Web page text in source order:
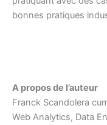
bonnes pratiques
A propos de l’auteur
Franck Scandolera
Web Analytics, Data